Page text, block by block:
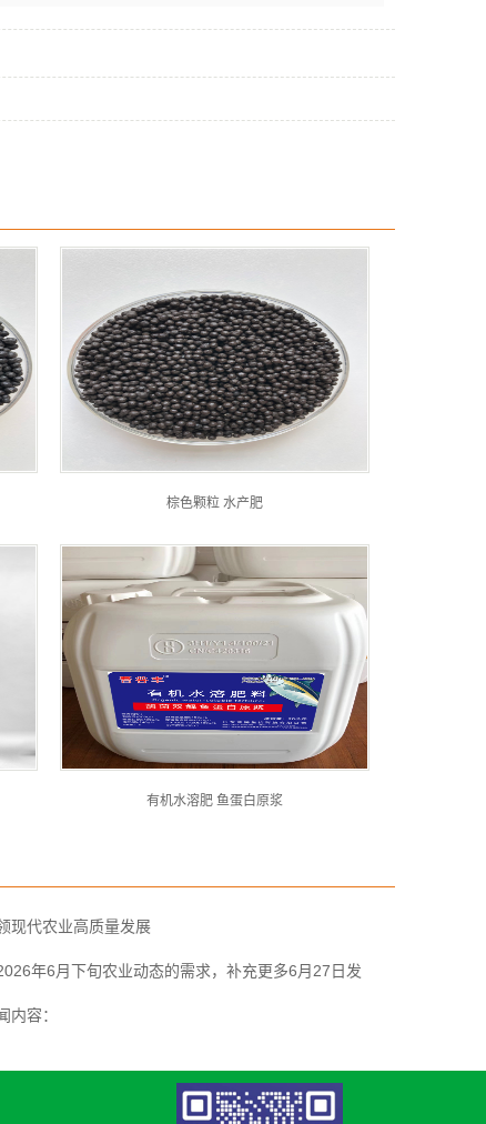
棕色颗粒 水产肥
有机水溶肥 鱼蛋白原浆
现代农业高质量发展
年6月下旬农业动态的需求，补充更多6月27日发
内容：